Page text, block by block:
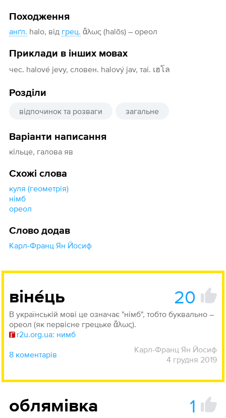
Походження
анґл. halo, від грец. ἅλως (halōs) – ореол
Приклади в інших мовах
чес. halové jevy, словен. halový jav, таі. เฮโล
Розділи
відпочинок та розваги загальне
Варіанти написання
кільце, галова яв
Схожі слова
куля (геометрія)
німб
ореол
Слово додав
Карл-Франц Ян Йосиф
віне́ць 20
В українській мові це означає "німб", тобто буквально –
ореол (як первісне грецьке ἅλως).
r2u.org.ua: нимб
8 коментарів
Карл-Франц Ян Йосиф
4 грудня 2019
облямівка 1